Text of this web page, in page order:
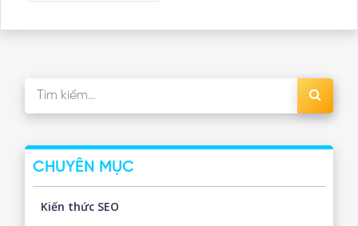
CHUYÊN MỤC
Kiến thức SEO